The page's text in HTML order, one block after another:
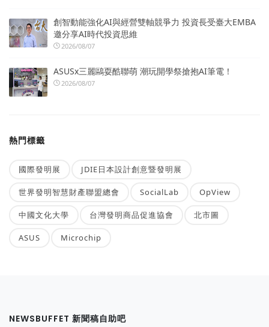
創智動能強化AI與經營雙軸競爭力 投資長受臺大EMBA
邀分享AI時代投資思維
2026/08/07
ASUSx三麗鷗耍酷聯萌 潮玩開學祭搶抱AI筆電！
2026/08/07
熱門標籤
國際發明展 JDIE日本設計創意暨發明展
世界發明智慧財產聯盟總會 SocialLab OpView
中國文化大學 台灣發明商品促進協會 北市圖
ASUS Microchip
NEWSBUFFET 新聞稿自助吧